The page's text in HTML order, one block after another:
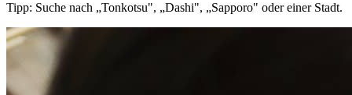
Tipp: Suche nach „Tonkotsu", „Dashi", „Sapporo" oder einer Stadt.